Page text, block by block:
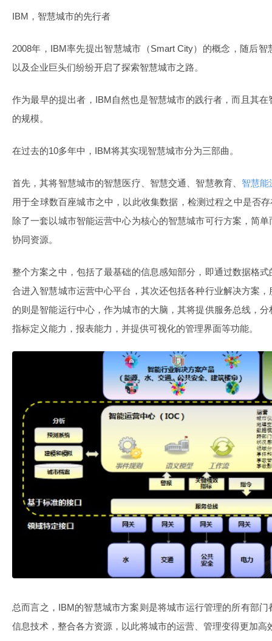
IBM，智慧城市的先行者
2008年，IBM率先提出智慧城市（Smart City）的概念，随后
以及企业巨头们纷纷开启了探索智慧城市之路。
作为最早的提出者，IBM自然也是智慧城市的践行者，而且其
的规模。
在过去的10多年中，IBM将其实现智慧城市分为三部曲。
首先，其将智慧城市的智慧医疗、智慧交通、智慧教育、 智慧能
用于全球数百座城市之中，以此收集数据，检测过程之中是否
除了一套以城市智能运营中心为核心的智慧城市可行方案，简
协同资源。
整个方案之中，包括了最基础的信息感知部分，即通过数据格
合进入智慧城市运营中心平台，其次还包括各种行业解决方案
的则是智能运行中心，作为城市的大脑，其将提供服务总线，
指标定义能力，报表能力，并提供可视化的管理界面等功能。
总而言之，IBM的智慧城市方案则是将城市运行管理的所有部
信息技术，整合各方资源，以此将城市的运营、管理变得更加高